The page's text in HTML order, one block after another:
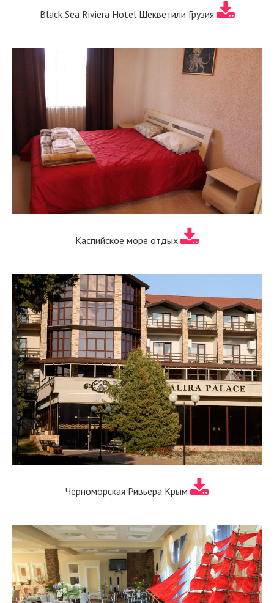
Black Sea Riviera Hotel Шекветили Грузия
Каспийское море отдых
Черноморская Ривьера Крым